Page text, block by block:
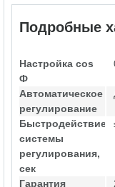
Подробные
Настройка cos
Ф
Автоматическое
регулирование
Быстродействие
системы
регулирования,
сек
Гарантия